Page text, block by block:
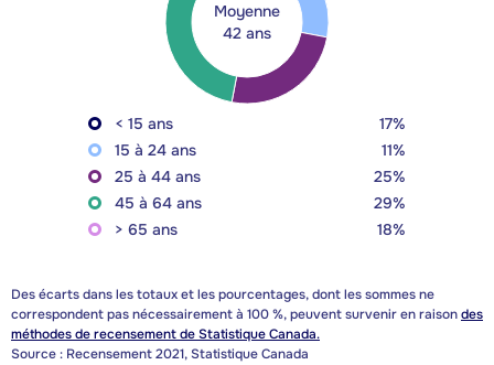
Moyenne
42 ans
< 15 ans
17%
15 à 24 ans
11%
25 à 44 ans
25%
45 à 64 ans
29%
> 65 ans
18%
Des écarts dans les totaux et les pourcentages, dont les sommes ne
correspondent pas nécessairement à 100 %, peuvent survenir en raisondes
méthodes de recensement de Statistique Canada.
Source : Recensement 2021, Statistique Canada